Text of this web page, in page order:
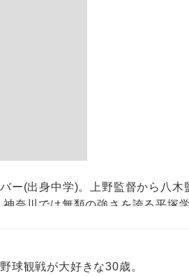
ー(出身中学)。上野監督から八
奈川では無類の強さを誇る平塚
球観戦が大好きな30歳。